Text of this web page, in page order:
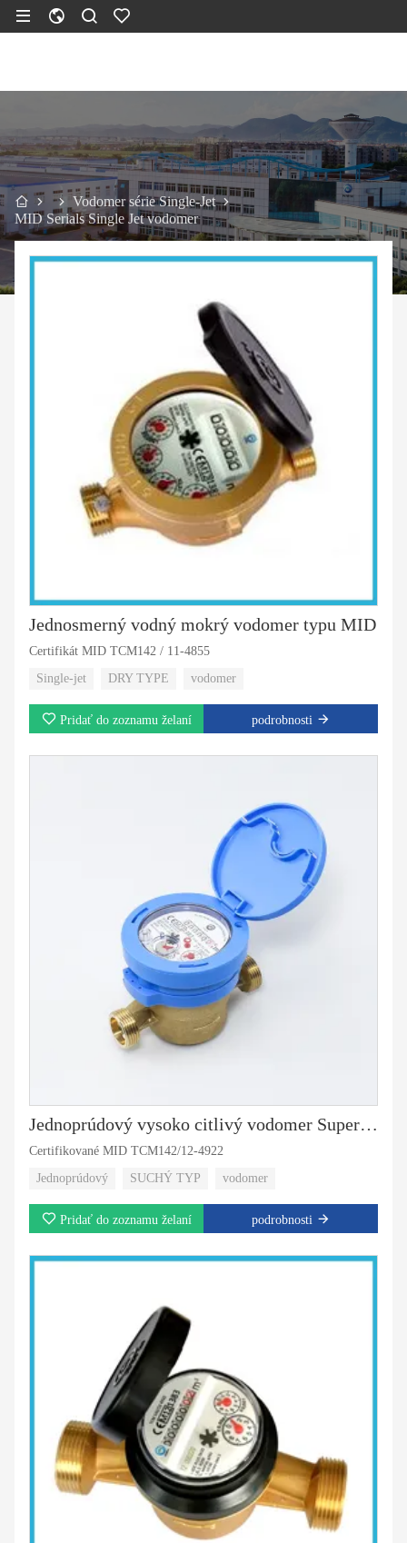
Vodomer série Single-Jet
MID Serials Single Jet vodomer
Jednosmerný vodný mokrý vodomer typu MID
Certifikát MID TCM142 / 11-4855
Single-jet
DRY TYPE vodomer
Pridať do zoznamu želaní podrobnosti
Jednoprúdový vysoko citlivý vodomer Superdry MID
Certifikované MID TCM142/12-4922
Jednoprúdový
SUCHÝ TYP vodomer
Pridať do zoznamu želaní podrobnosti